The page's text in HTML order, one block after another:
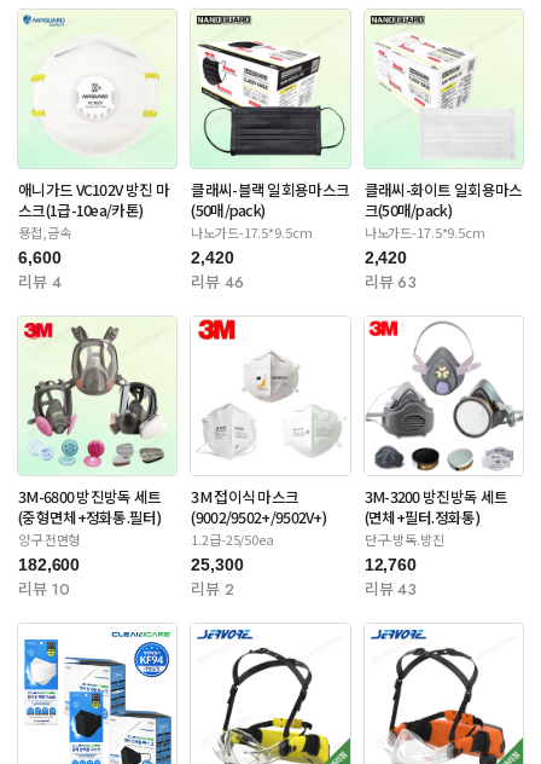
애니가드 VC102V 방진 마
스크(1급-10ea/카톤)
용접,금속
6,600
리뷰 4
클래씨-블랙 일회용마스크
(50매/pack)
나노가드-17.5*9.5cm
2,420
리뷰 46
클래씨-화이트 일회용마스
크(50매/pack)
나노가드-17.5*9.5cm
2,420
리뷰 63
3M-6800 방진방독 세트
(중형면체+정화통.필터)
양구 전면형
182,600
리뷰 10
3M 접이식 마스크
(9002/9502+/9502V+)
1.2급-25/50ea
25,300
리뷰 2
3M-3200 방진방독 세트
(면체+필터.정화통)
단구-방독.방진
12,760
리뷰 43